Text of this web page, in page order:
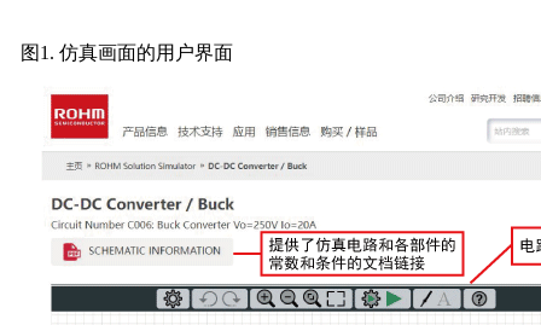
图1. 仿真画面的用户界面